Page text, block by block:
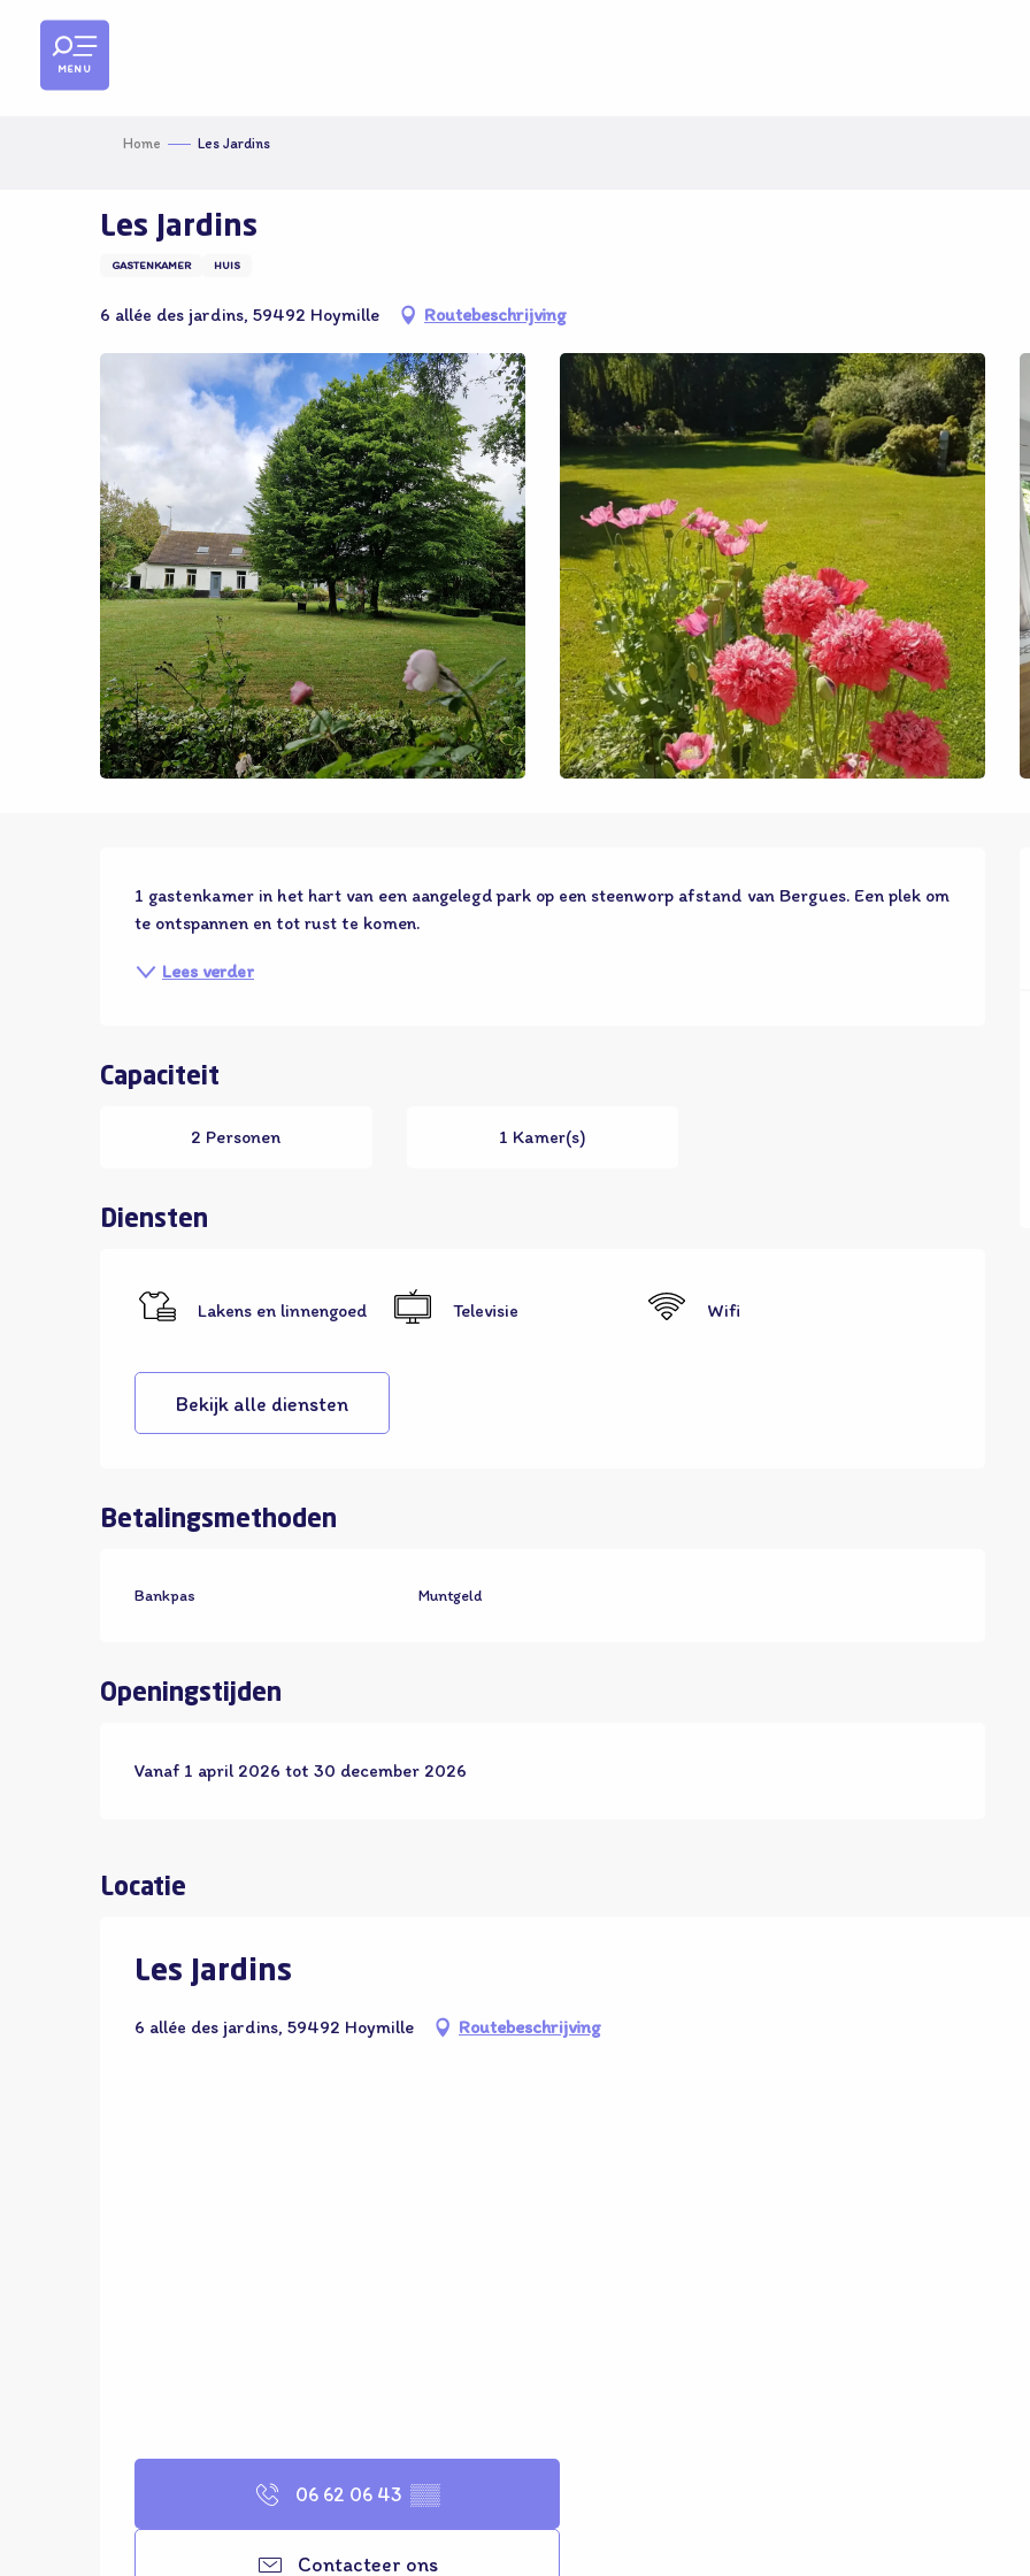
contenu
principal
MENU
Home Les Jardins
Les Jardins
GASTENKAMER HUIS
6 allée des jardins, 59492 Hoymille Routebeschrijving
1 gastenkamer in het hart van een aangelegd park op een steenworp afstand van Bergues. Een plek om
te ontspannen en tot rust te komen.
Lees verder
Capaciteit
2 Personen 1 Kamer(s)
Diensten
Lakens en linnengoed Televisie Wifi
Bekijk alle diensten
Betalingsmethoden
Bankpas Muntgeld
Openingstijden
Vanaf 1 april 2026 tot 30 december 2026
Locatie
Les Jardins
6 allée des jardins, 59492 Hoymille
Routebeschrijving
06 62 06 43 ▒▒
Contacteer ons